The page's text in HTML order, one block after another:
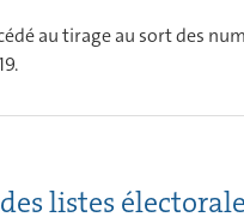
au tirage au sort des
listes